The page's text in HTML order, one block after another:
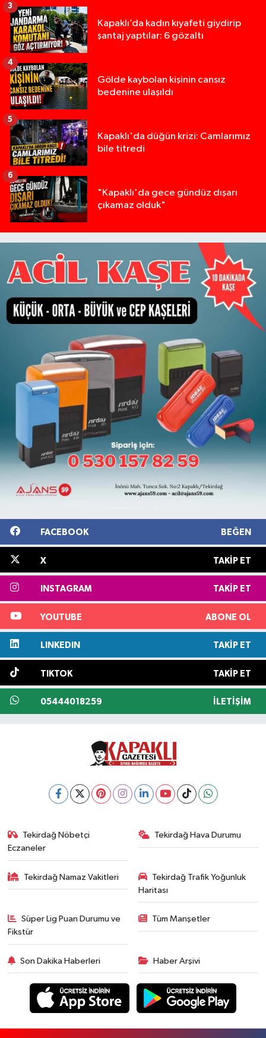
Kapaklı’da kadın kıyafeti giydirip
şantaj yaptılar: 6 gözaltı
3
Gölde kaybolan kişinin cansız
bedenine ulaşıldı
4
Kapaklı'da düğün krizi: Camlarımız
bile titredi
5
"Kapaklı'da gece gündüz dışarı
çıkamaz olduk"
6
FACEBOOK BEĞEN
X TAKIP ET
INSTAGRAM TAKIP ET
YOUTUBE ABONE OL
LINKEDIN TAKIP ET
TIKTOK TAKIP ET
05444018259 İLETIŞIM
Tekirdağ Nöbetçi
Eczaneler
Tekirdağ Hava Durumu
Tekirdağ Namaz Vakitleri
Tekirdağ Trafik Yoğunluk
Haritası
Süper Lig Puan Durumu ve
Fikstür
Tüm Manşetler
Son Dakika Haberleri Haber Arşivi